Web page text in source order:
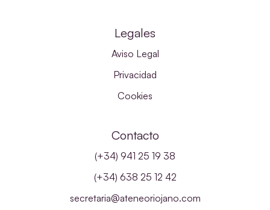
Legales
Aviso Legal
Privacidad
Cookies
Contacto
(+34) 941 25 19 38
(+34) 638 25 12 42
secretaria@ateneoriojano.com